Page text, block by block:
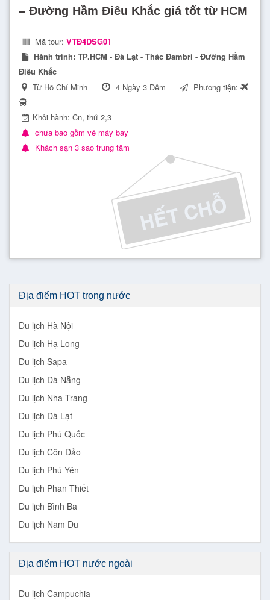
– Đường Hầm Điêu Khắc giá tốt từ HCM
Mã tour: VTÐ4DSG01
Hành trình: TP.HCM - Đà Lạt - Thác Đambri - Đường Hầm
Điêu Khắc
Từ Hồ Chí Minh
4 Ngày 3 Đêm Phương tiện:
Khởi hành: Cn, thứ 2,3
chưa bao gồm vé máy bay
Khách sạn 3 sao trung tâm
Địa điểm HOT trong nước
Du lịch Hà Nội
Du lịch Hạ Long
Du lịch Sapa
Du lịch Đà Nẵng
Du lịch Nha Trang
Du lịch Đà Lạt
Du lịch Phú Quốc
Du lịch Côn Đảo
Du lịch Phú Yên
Du lịch Phan Thiết
Du lịch Bình Ba
Du lịch Nam Du
Địa điểm HOT nước ngoài
Du lịch Campuchia